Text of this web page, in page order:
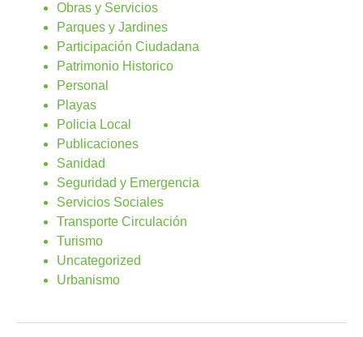
Obras y Servicios
Parques y Jardines
Participación Ciudadana
Patrimonio Historico
Personal
Playas
Policia Local
Publicaciones
Sanidad
Seguridad y Emergencia
Servicios Sociales
Transporte Circulación
Turismo
Uncategorized
Urbanismo